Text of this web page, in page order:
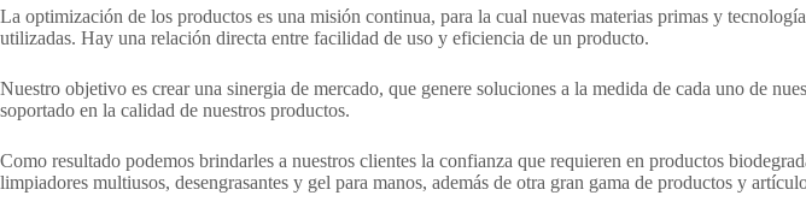
La optimización de los productos es una misión continua, para la cual nuevas materias primas y
utilizadas. Hay una relación directa entre facilidad de uso y eficiencia de un producto.
Nuestro objetivo es crear una sinergia de mercado, que genere soluciones a la medida de cada uno de
soportado en la calidad de nuestros productos.
Como resultado podemos brindarles a nuestros clientes la confianza que requieren en productos
limpiadores multiusos, desengrasantes y gel para manos, además de otra gran gama de productos y